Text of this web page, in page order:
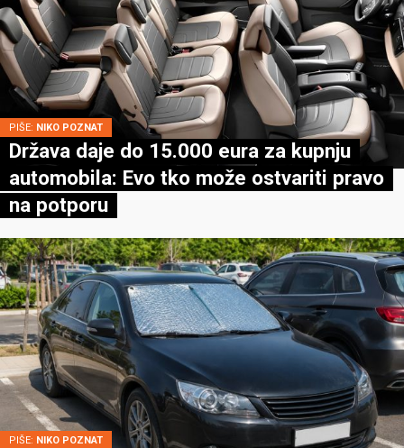
PIŠE: NIKO POZNAT
Država daje do 15.000 eura za kupnju
automobila: Evo tko može ostvariti pravo
na potporu
PIŠE: NIKO POZNAT